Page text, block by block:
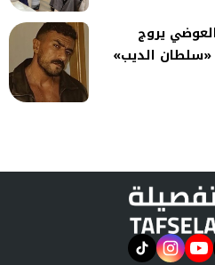
يروج
الديب»
youtube
instagram
tiktok